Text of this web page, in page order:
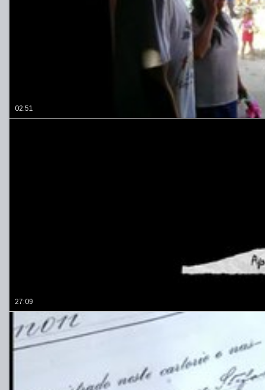
02:51
27:09